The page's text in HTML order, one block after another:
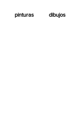
pinturas dibujos